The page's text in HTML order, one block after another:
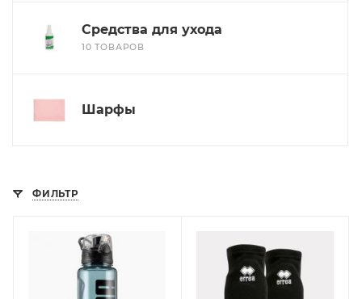
Средства для ухода
10 ТОВАРОВ
Шарфы
ФИЛЬТР